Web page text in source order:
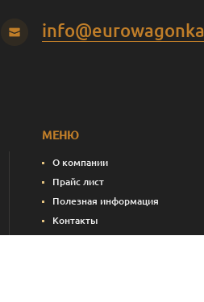
МЕНЮ
О компании
Прайс лист
Полезная информация
Контакты